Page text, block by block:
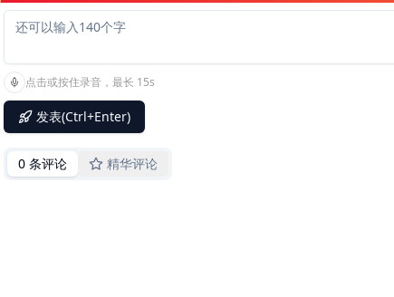
点击或按住录音，最长 15s
发表(Ctrl+Enter)
0 条评论 精华评论